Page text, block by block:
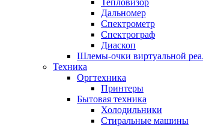
Тепловизор
Дальномер
Спектрометр
Спектрограф
Диаскоп
Шлемы-очки виртуальной
Техника
Оргтехника
Принтеры
Бытовая техника
Холодильники
Стиральные машины